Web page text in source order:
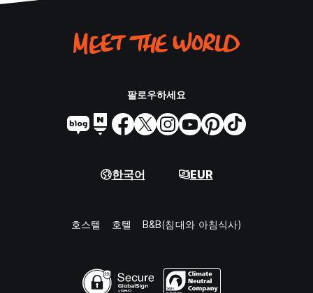
팔로우하세요
한국어 EUR
호스텔 호텔 B&B(침대와 아침식사)